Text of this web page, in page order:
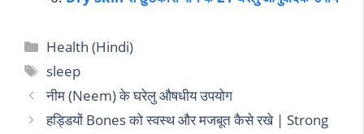
Health (Hindi)
sleep
नीम (Neem) के घरेलु औषधीय उपयोग
हड्डियों Bones को स्वस्थ और मजबूत कैसे रखे | Strong